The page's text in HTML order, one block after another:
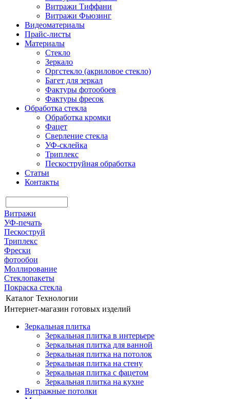
Витражи Тиффани
Витражи Фьюзинг
Видеоматериалы
Прайс-листы
Материалы
Стекло
Зеркало
Оргстекло (акриловое стекло)
Багет для зеркал
Фактуры фотообоев
Фактуры фресок
Обработка стекла
Обработка кромки
Фацет
Сверление стекла
УФ-склейка
Триплекс
Пескоструйная обработка
Статьи
Контакты
Витражи
УФ-печать
Пескоструй
Триплекс
Фрески
фотообои
Моллирование
Стеклопакеты
Покраска стекла
Каталог Технологии
Интернет-магазин готовых изделий
Зеркальная плитка
Зеркальная плитка в интерьере
Зеркальная плитка для ванной
Зеркальная плитка на потолок
Зеркальная плитка на стену
Зеркальная плитка с фацетом
Зеркальная плитка на кухне
Витражные потолки